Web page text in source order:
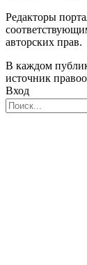
Редакторы
авторских прав.
В каждом
источник
Вход